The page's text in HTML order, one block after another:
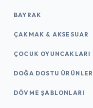
BAYRAK
ÇAKMAK & AKSESUAR
ÇOCUK OYUNCAKLARI
DOĞA DOSTU ÜRÜNLER
DÖVME ŞABLONLARI